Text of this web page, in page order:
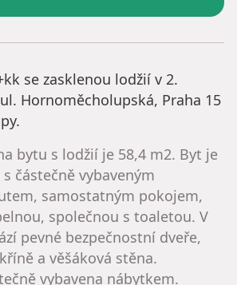
se zasklenou lodžií v 2.
Hornoměcholupská, Praha 15
bytu s lodžií je 58,4 m2. Byt je
částečně vybaveným
samostatným pokojem,
společnou s toaletou. V
pevné bezpečnostní dveře,
a věšáková stěna.
vybavena nábytkem.